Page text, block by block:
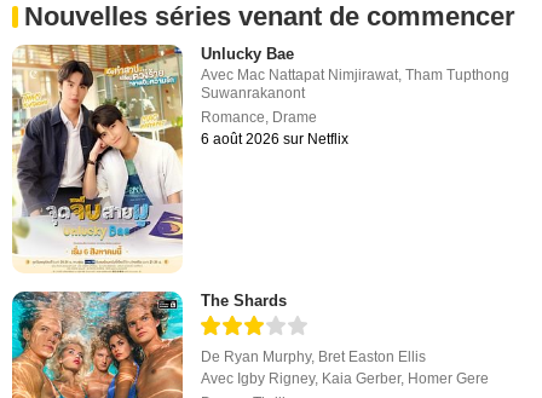
Nouvelles séries venant de commencer
Unlucky Bae
Avec Mac Nattapat Nimjirawat,Tham Tupthong
Suwanrakanont
Romance, Drame
6 août 2026 sur Netflix
The Shards
De Ryan Murphy, Bret Easton Ellis
Avec Igby Rigney, Kaia Gerber, Homer Gere